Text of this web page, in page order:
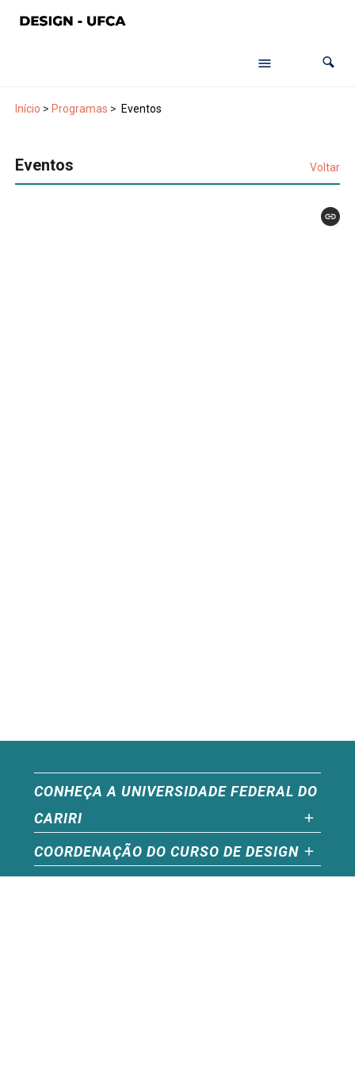
Início > Programas > Eventos
Eventos Voltar
CONHEÇA A UNIVERSIDADE FEDERAL DO
CARIRI
COORDENAÇÃO DO CURSO DE DESIGN